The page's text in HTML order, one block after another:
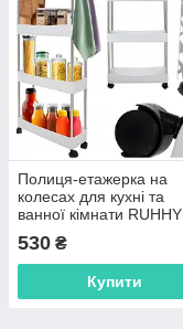
Полиця-етажерка на
колесах для кухні та
ванної кімнати RUHHY
24291
530 ₴
Купити